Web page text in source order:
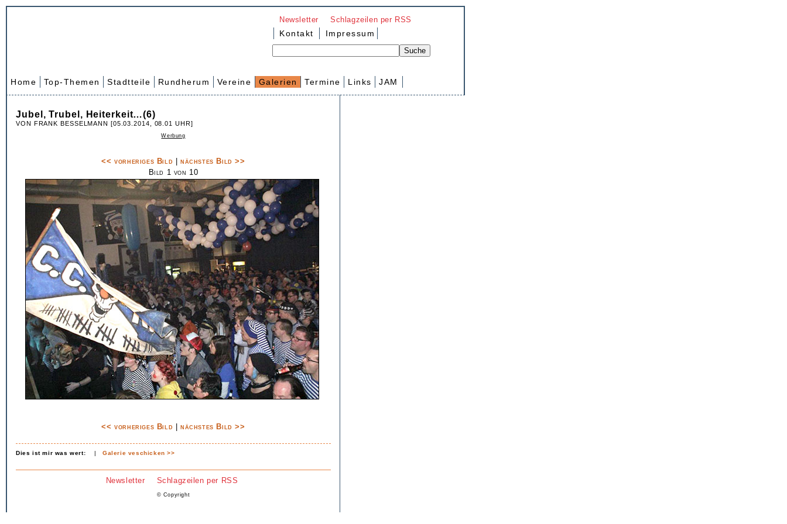
Newsletter Schlagzeilen per RSS
Kontakt Impressum
Home Top-Themen Stadtteile Rundherum Vereine Galerien Termine Links JAM
Jubel, Trubel, Heiterkeit…(6)
VON FRANK BESSELMANN [05.03.2014, 08.01 UHR]
Werbung
<< vorheriges Bild
nächstes Bild >>
Bild 1 von 10
<< vorheriges Bild nächstes Bild >>
Dies ist mir was wert: |Galerie veschicken >>
Newsletter Schlagzeilen per RSS
© Copyright